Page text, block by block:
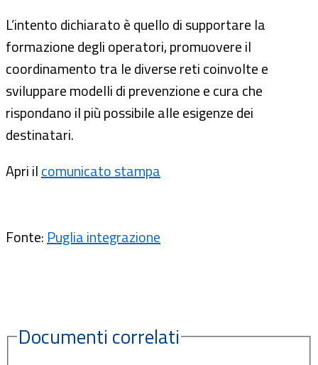
L’intento dichiarato è quello di supportare la
formazione degli operatori, promuovere il
coordinamento tra le diverse reti coinvolte e
sviluppare modelli di prevenzione e cura che
rispondano il più possibile alle esigenze dei
destinatari.
Apri ilcomunicato stampa
Fonte: Puglia integrazione
Documenti correlati